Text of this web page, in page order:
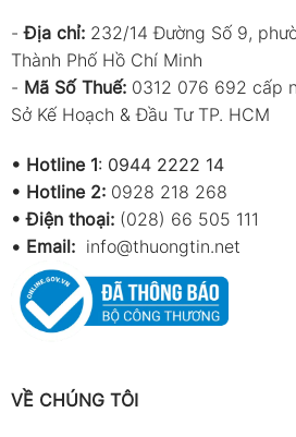
-Địa chỉ: 232/14 Đường Số 9,
Thành Phố Hồ Chí Minh
- Mã Số Thuế: 0312 076 692 cấp
Sở Kế Hoạch & Đầu Tư TP. HCM
• Hotline 1: 0944 2222 14
• Hotline 2: 0928 218 268
• Điện thoại: (028) 66 505 111
• Email: info@thuongtin.net
VỀ CHÚNG TÔI